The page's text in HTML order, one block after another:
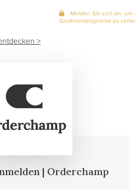
Melden Sie sich an, um
Großhandelspreise zu sehen
>
| Orderchamp